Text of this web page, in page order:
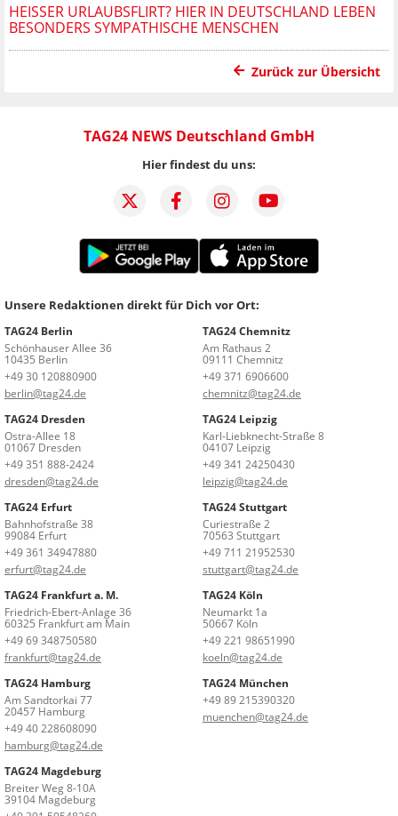
HEISSER URLAUBSFLIRT? HIER IN DEUTSCHLAND LEBEN B
ESONDERS SYMPATHISCHE MENSCHEN
Zurück zur Übersicht
TAG24 NEWS Deutschland GmbH
Hier findest du uns:
Unsere Redaktionen direkt für Dich vor Ort:
TAG24 Berlin
Schönhauser Allee 36
10435 Berlin
+49 30 120880900
berlin@tag24.de
TAG24 Chemnitz
Am Rathaus 2
09111 Chemnitz
+49 371 6906600
chemnitz@tag24.de
TAG24 Dresden
Ostra-Allee 18
01067 Dresden
+49 351 888-2424
dresden@tag24.de
TAG24 Leipzig
Karl-Liebknecht-Straße 8
04107 Leipzig
+49 341 24250430
leipzig@tag24.de
TAG24 Erfurt
Bahnhofstraße 38
99084 Erfurt
+49 361 34947880
erfurt@tag24.de
TAG24 Stuttgart
Curiestraße 2
70563 Stuttgart
+49 711 21952530
stuttgart@tag24.de
TAG24 Frankfurt a. M.
Friedrich-Ebert-Anlage 36
60325 Frankfurt am Main
+49 69 348750580
frankfurt@tag24.de
TAG24 Köln
Neumarkt 1a
50667 Köln
+49 221 98651990
koeln@tag24.de
TAG24 Hamburg
Am Sandtorkai 77
20457 Hamburg
+49 40 228608090
hamburg@tag24.de
TAG24 München
+49 89 215390320
muenchen@tag24.de
TAG24 Magdeburg
Breiter Weg 8-10A
39104 Magdeburg